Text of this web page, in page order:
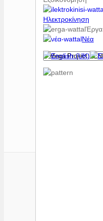
Ηλεκτροκίνηση
Έργα
Νέα